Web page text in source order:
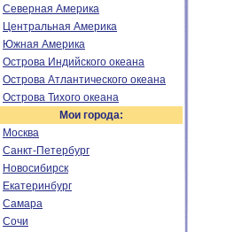
Северная Америка
Центральная Америка
Южная Америка
Острова Индийского океана
Острова Атлантического океана
Острова Тихого океана
Мои города:
Москва
Санкт-Петербург
Новосибирск
Екатеринбург
Самара
Сочи